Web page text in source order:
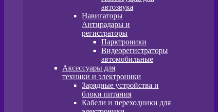
автозвука
Навигаторы
Антирадары и
регистраторы
Парктроники
Видеорегистраторы
автомобильные
Аксессуары для
техники и электроники
Зарядные устройства и
блоки питания
Кабели и переходники для